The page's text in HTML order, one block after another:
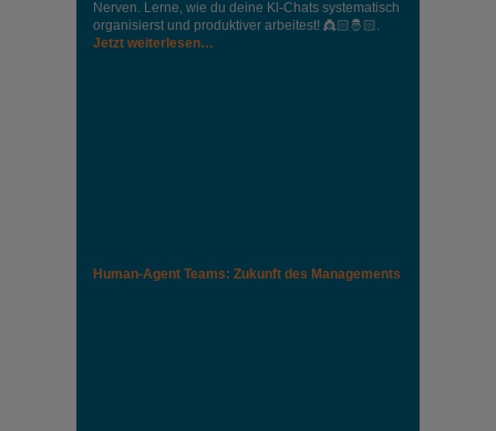
Nerven. Lerne, wie du deine Kl-Chats systematisch
organisierst und produktiver arbeitest! 👸🏻🤴🏻.
Jetzt weiterlesen…
Human-Agent Teams: Zukunft des Managements